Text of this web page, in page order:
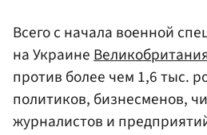
Всего с начала военной
на Украине
против более чем 1,6 тыс.
политиков, бизнесменов,
журналистов и